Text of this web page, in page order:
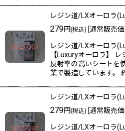
レジン道/LXオーロラ
279円(税込) [通常販売
レジン道/LXオーロラ
【Luxuryオーロラ】
反射率の高いシートを
業で製造しています。
レジン道/LXオーロラ
279円(税込) [通常販売
レジン道/LXオーロラ